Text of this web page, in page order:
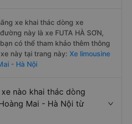
xe khai thác dòng xe
này là xe FUTA HÀ SƠN,
có thể tham khảo thêm thông
này tại trang này: Xe limousine
- Hà Nội
nào khai thác dòng
Mai - Hà Nội từ